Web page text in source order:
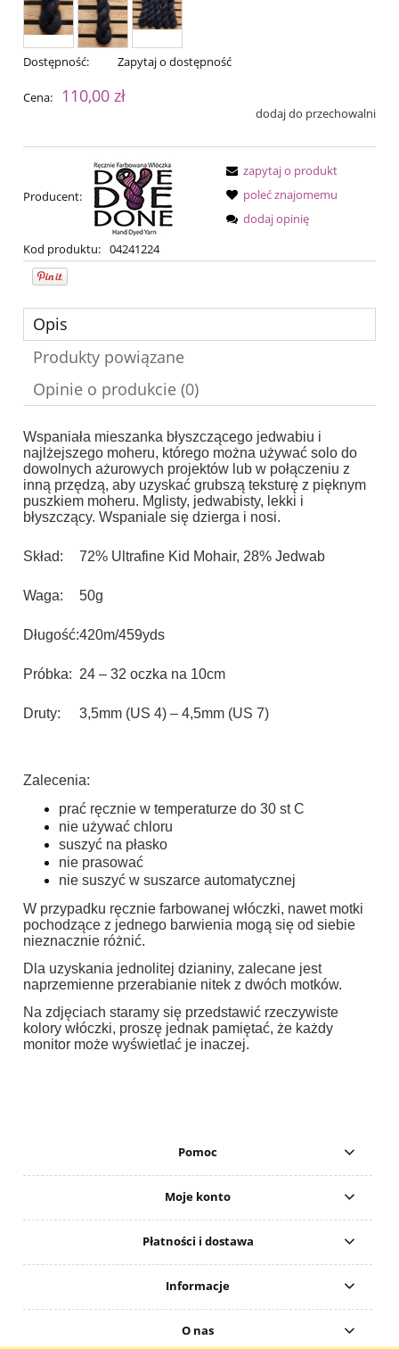
Dostępność: Zapytaj o dostępność
Cena: 110,00 zł
dodaj do przechowalni
Producent:
Kod produktu: 04241224
zapytaj o produkt
poleć znajomemu
dodaj opinię
Opis
Produkty powiązane
Opinie o produkcie (0)
Wspaniała mieszanka błyszczącego jedwabiu i
najlżejszego moheru, którego można używać solo do
dowolnych ażurowych projektów lub w połączeniu z
inną przędzą, aby uzyskać grubszą teksturę z pięknym
puszkiem moheru. Mglisty, jedwabisty, lekki i
błyszczący. Wspaniale się dzierga i nosi.
Skład: 72% Ultrafine Kid Mohair, 28% Jedwab
Waga: 50g
Długość:420m/459yds
Próbka: 24 – 32 oczka na 10cm
Druty: 3,5mm (US 4) – 4,5mm (US 7)
Zalecenia:
prać ręcznie w temperaturze do 30 st C
nie używać chloru
suszyć na płasko
nie prasować
nie suszyć w suszarce automatycznej
W przypadku ręcznie farbowanej włóczki, nawet motki
pochodzące z jednego barwienia mogą się od siebie
nieznacznie różnić.
Dla uzyskania jednolitej dzianiny, zalecane jest
naprzemienne przerabianie nitek z dwóch motków.
Na zdjęciach staramy się przedstawić rzeczywiste
kolory włóczki, proszę jednak pamiętać, że każdy
monitor może wyświetlać je inaczej.
Pomoc
Moje konto
Płatności i dostawa
Informacje
O nas